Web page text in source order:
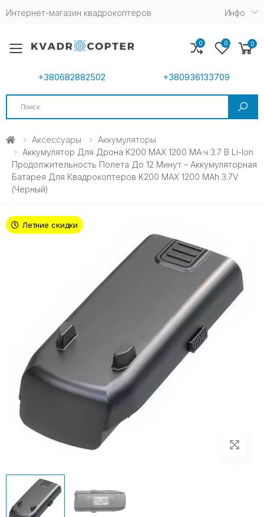
Интернет-магазин квадрокоптеров Инфо
Toggle mobile menu
+380682882502 +380936133709
Search
0 0 0
Аксессуары
Аккумуляторы
Аккумулятор Для Дрона K200 MAX 1200 МА·ч 3.7 В Li-Ion
Продолжительность Полета До 12 Минут – Аккумуляторная
Батарея Для Квадрокоптеров K200 MAX 1200 MAh 3.7V
(черный)
Летние скидки